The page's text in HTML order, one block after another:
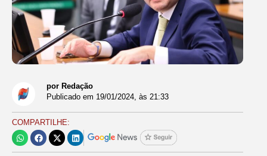
por Redação
Publicado em 19/01/2024, às 21:33
COMPARTILHE: